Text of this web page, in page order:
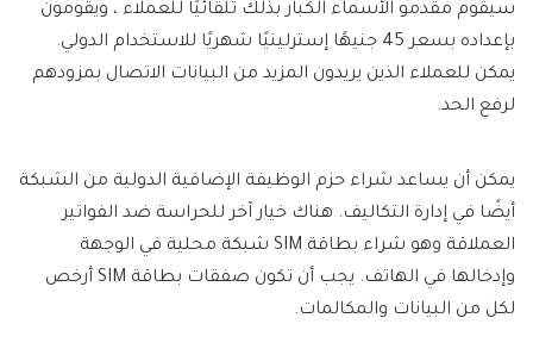
سيقوم مقدمو الأسماء الكبار بذلك تلقائيًا للعملاء ، ويقومون
بإعداده بسعر 45 جنيهًا إسترلينيًا شهريًا للاستخدام الدولي.
يمكن للعملاء الذين يريدون المزيد من البيانات الاتصال بمزودهم
لرفع الحد.
يمكن أن يساعد شراء حزم الوظيفة الإضافية الدولية من الشبكة
أيضًا في إدارة التكاليف. هناك خيار آخر للحراسة ضد الفواتير
العملاقة وهو شراء بطاقة SIM شبكة محلية في الوجهة
وإدخالها في الهاتف. يجب أن تكون صفقات بطاقة SIM أرخص
لكل من البيانات والمكالمات.